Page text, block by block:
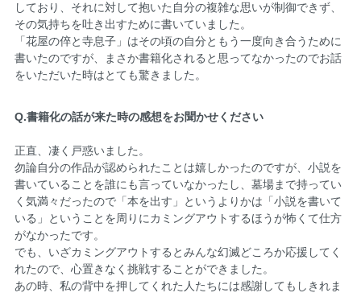
しており、それに対して抱いた自分の複雑な思いが制御できず、
その気持ちを吐き出すために書いていました。
「花屋の倅と寺息子」はその頃の自分ともう一度向き合うために
書いたのですが、まさか書籍化されると思ってなかったのでお話
をいただいた時はとても驚きました。
Q.書籍化の話が来た時の感想をお聞かせください
正直、凄く戸惑いました。
勿論自分の作品が認められたことは嬉しかったのですが、小説を
書いていることを誰にも言っていなかったし、墓場まで持ってい
く気満々だったので「本を出す」というよりかは「小説を書いて
いる」ということを周りにカミングアウトするほうが怖くて仕方
がなかったです。
でも、いざカミングアウトするとみんな幻滅どころか応援してく
れたので、心置きなく挑戦することができました。
あの時、私の背中を押してくれた人たちには感謝してもしきれま